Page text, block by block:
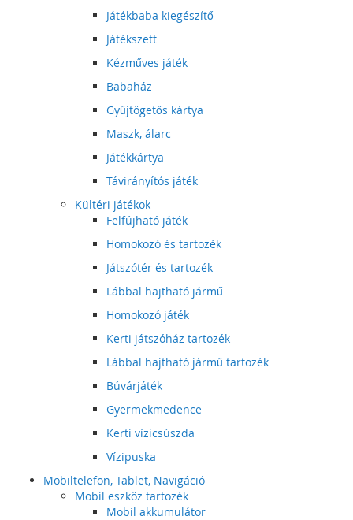
Játékbaba kiegészítő
Játékszett
Kézműves játék
Babaház
Gyűjtögetős kártya
Maszk, álarc
Játékkártya
Távirányítós játék
Kültéri játékok
Felfújható játék
Homokozó és tartozék
Játszótér és tartozék
Lábbal hajtható jármű
Homokozó játék
Kerti játszóház tartozék
Lábbal hajtható jármű tartozék
Búvárjáték
Gyermekmedence
Kerti vízicsúszda
Vízipuska
Mobiltelefon, Tablet, Navigáció
Mobil eszköz tartozék
Mobil akkumulátor